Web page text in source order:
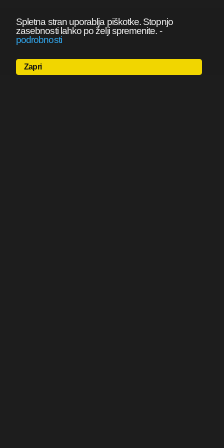
Spletna stran uporablja piškotke. Stopnjo
zasebnosti lahko po želji spremenite. -
podrobnosti
Zapri